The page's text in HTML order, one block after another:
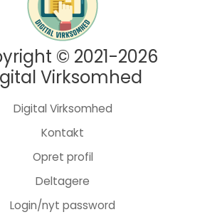
© 2021-2026
Virksomhed
Digital Virksomhed
Kontakt
Opret profil
Deltagere
Login/nyt password